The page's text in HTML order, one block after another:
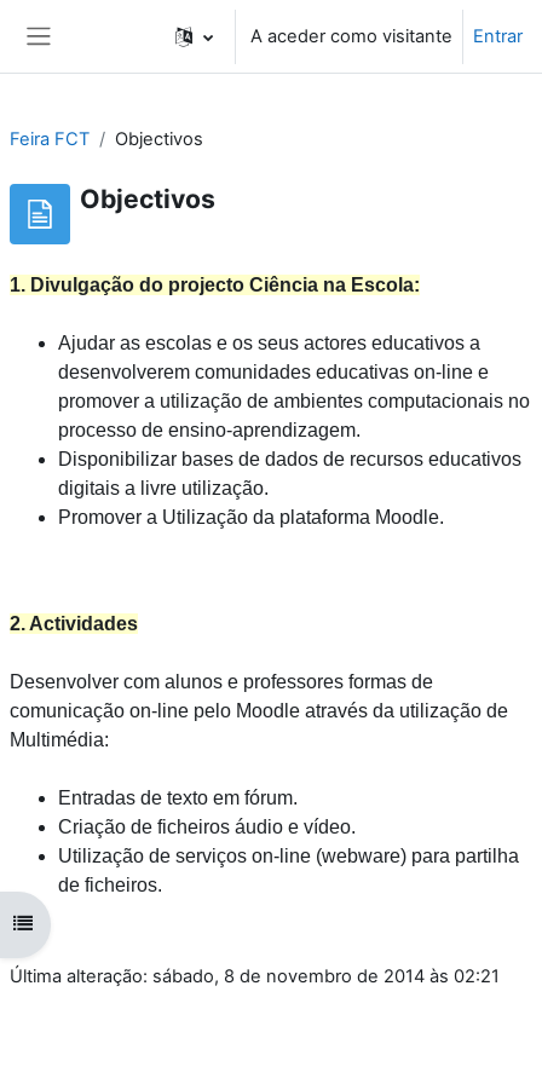
A aceder como visitante Entrar
Abrir índice da disciplina
Feira FCT Objectivos
Objectivos
1. Divulgação do projecto Ciência na Escola:
Ajudar as escolas e os seus actores educativos a
desenvolverem comunidades educativas on-line e
promover a utilização de ambientes computacionais no
processo de ensino-aprendizagem.
Disponibilizar bases de dados de recursos educativos
digitais a livre utilização.
Promover a Utilização da plataforma Moodle.
2. Actividades
Desenvolver com alunos e professores formas de
comunicação on-line pelo Moodle através da utilização de
Multimédia:
Entradas de texto em fórum.
Criação de ficheiros áudio e vídeo.
Utilização de serviços on-line (webware) para partilha
de ficheiros.
Última alteração: sábado, 8 de novembro de 2014 às 02:21